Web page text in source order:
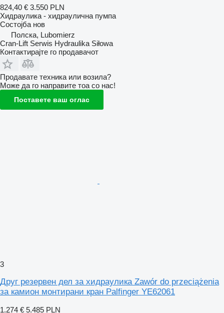
824,40 € 3.550 PLN
Хидраулика - хидраулична пумпа
Состојба нов
Полска, Lubomierz
Cran-Lift Serwis Hydraulika Siłowa
Контактирајте го продавачот
Продавате техника или возила?
Може да го направите тоа со нас!
Поставете ваш оглас
3
Друг резервен дел за хидраулика Zawór do przeciążenia
за камион монтирани кран Palfinger YE62061
1.274 € 5.485 PLN